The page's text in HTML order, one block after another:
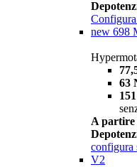
Configura
new 698
63
A partire
configura
V2